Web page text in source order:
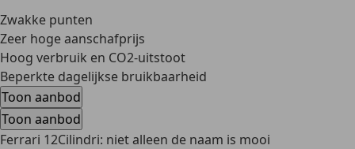
Zwakke punten
Zeer hoge aanschafprijs
Hoog verbruik en CO2-uitstoot
Beperkte dagelijkse bruikbaarheid
Toon aanbod
Toon aanbod
Ferrari 12Cilindri: niet alleen de naam is mooi